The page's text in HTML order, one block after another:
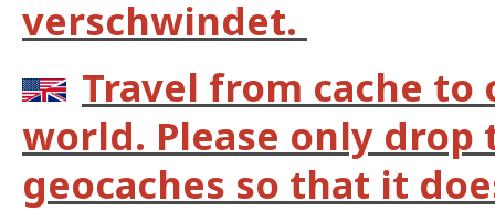
verschwindet.
Travel from cache to
world. Please only drop
geocaches so that it